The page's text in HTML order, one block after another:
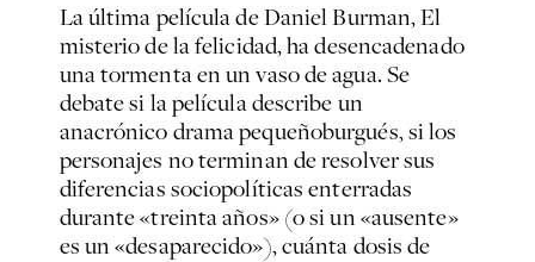
La última película de Daniel Burman,El
misterio de la felicidad, ha desencadenado
una tormenta en un vaso de agua. Se
debate si la película describe un
anacrónico drama pequeñoburgués, si los
personajes no terminan de resolver sus
diferencias sociopolíticas enterradas
durante «treinta años» (o si un «ausente»
es un «desaparecido»), cuánta dosis de